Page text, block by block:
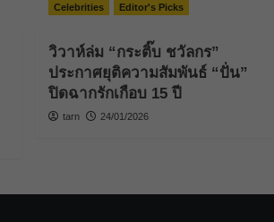
Celebrities Editor's Picks
วิวาห์ล่ม “กระติ๊บ ชวัลกร”
ประกาศยุติความสัมพันธ์ “ปั่น”
ปิดฉากรักเกือบ 15 ปี
tarn 24/01/2026